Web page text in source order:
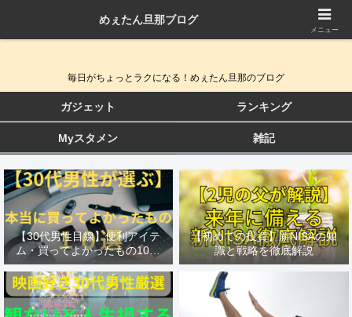
QOL向上ガジェット＆生活改善ブログ
毎日がちょっとラクになる！めぇたん旦那のブログ
ガジェット ランキング
Myスタメン 雑記
【30代男性目線】便利アイテ
ム・買ってよかったもの10選
をランキング形式でまとめてみ
た
【初めての投資】新NISAの知
識と戦略を徹底解説
めぇたん旦那ブログ
メニュー